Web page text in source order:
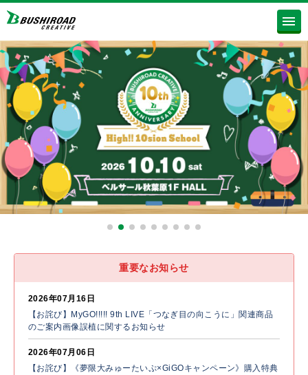
重要なお知らせ
2026年07月16日
【お詫び】MyGO!!!!! 9th LIVE「つなぎ目の向こうに」関連商品
のご案内画像誤植に関するお知らせ
2026年07月06日
【お詫び】《夢限大みゅーたいぷ×GiGOキャンペーン》購入特典